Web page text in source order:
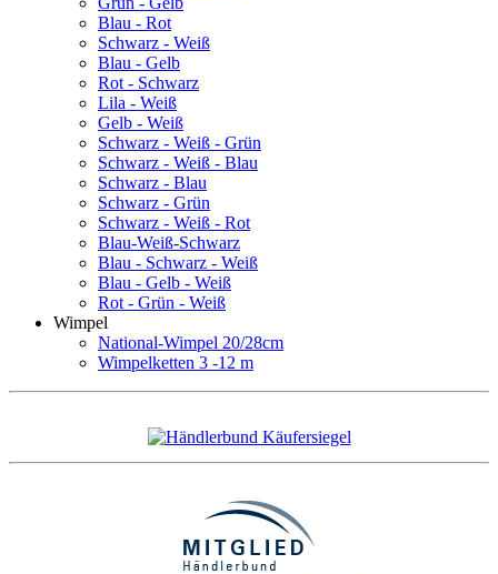
Blau - Rot
Schwarz - Weiß
Blau - Gelb
Rot - Schwarz
Lila - Weiß
Gelb - Weiß
Schwarz - Weiß - Grün
Schwarz - Weiß - Blau
Schwarz - Blau
Schwarz - Grün
Schwarz - Weiß - Rot
Blau-Weiß-Schwarz
Blau - Schwarz - Weiß
Blau - Gelb - Weiß
Rot - Grün - Weiß
Wimpel
National-Wimpel 20/28cm
Wimpelketten 3 -12 m